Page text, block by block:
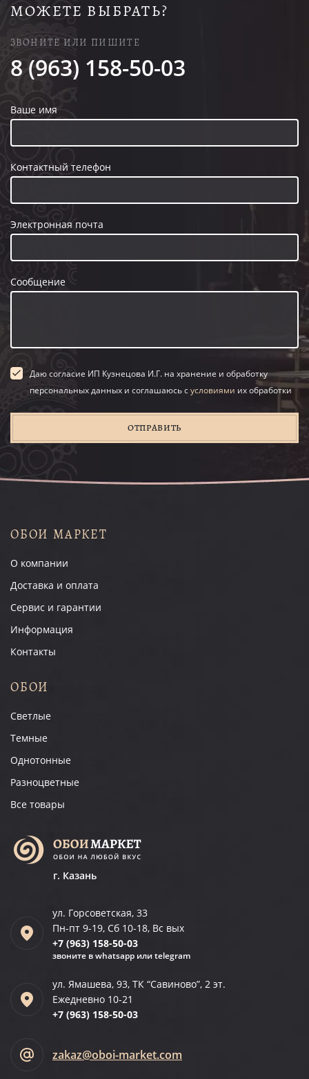
МОЖЕТЕ ВЫБРАТЬ?
ЗВОНИТЕ ИЛИ ПИШИТЕ
8 (963) 158-50-03
Ваше имя
Контактный телефон
Электронная почта
Сообщение
Даю согласие ИП Кузнецова И.Г. на хранение и обработку
персональных данных и соглашаюсь сусловиями их обработки
ОТПРАВИТЬ
ОБОИ МАРКЕТ
О компании
Доставка и оплата
Сервис и гарантии
Информация
Контакты
ОБОИ
Светлые
Темные
Однотонные
Разноцветные
Все товары
г. Казань
ул. Горсоветская, 33
Пн-пт 9-19, Сб 10-18, Вс вых
+7 (963) 158-50-03
звоните в whatsapp или telegram
ул. Ямашева, 93, ТК “Савиново”, 2 эт.
Ежедневно 10-21
+7 (963) 158-50-03
zakaz@oboi-market.com